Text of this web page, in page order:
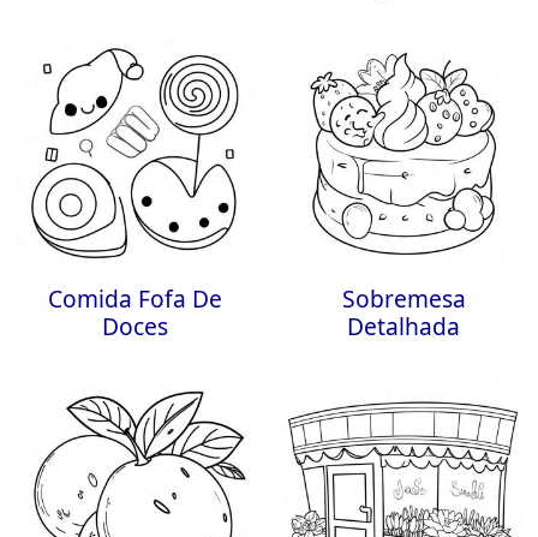
Comida Fofa De
Doces
Sobremesa
Detalhada